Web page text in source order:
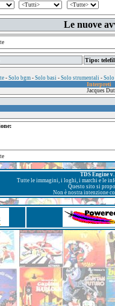
Le nuove
Tipo:
- Solo bgm - Solo basi - Solo strumentali - Solo
Interpreti
Jacques
TDS Engine
Tutte le immagini, i loghi, i marchi e le
Questo sito si
Non è nostra intenzione